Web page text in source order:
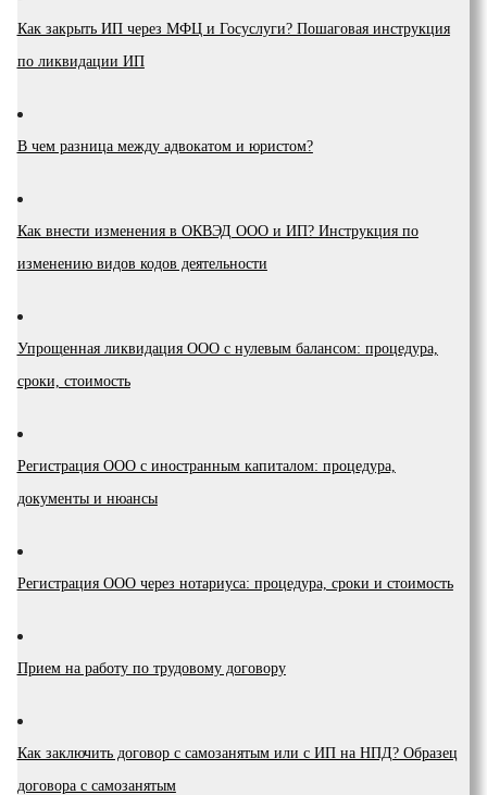
Как закрыть ИП через МФЦ и Госуслуги? Пошаговая инструкция
по ликвидации ИП
В чем разница между адвокатом и юристом?
Как внести изменения в ОКВЭД ООО и ИП? Инструкция по
изменению видов кодов деятельности
Упрощенная ликвидация ООО с нулевым балансом: процедура,
сроки, стоимость
Регистрация ООО с иностранным капиталом: процедура,
документы и нюансы
Регистрация ООО через нотариуса: процедура, сроки и стоимость
Прием на работу по трудовому договору
Как заключить договор с самозанятым или с ИП на НПД? Образец
договора с самозанятым